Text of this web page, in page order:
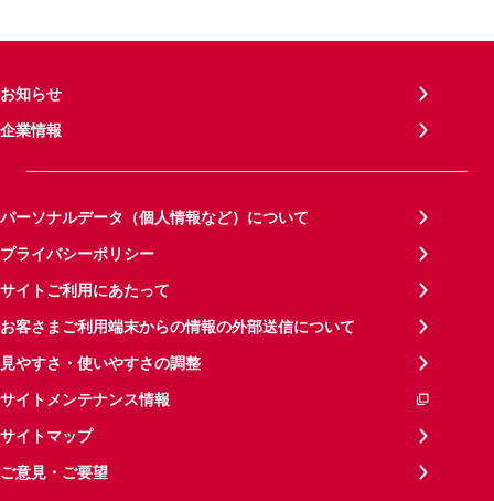
お知らせ
企業情報
パーソナルデータ（個人情報など）について
プライバシーポリシー
サイトご利用にあたって
お客さまご利用端末からの情報の外部送信について
見やすさ・使いやすさの調整
サイトメンテナンス情報
サイトマップ
ご意見・ご要望